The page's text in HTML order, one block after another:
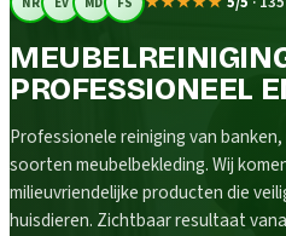
PROFESSIONEEL
Professionele reiniging van
soorten meubelbekleding. Wij
milieuvriendelijke producten die
huisdieren. Zichtbaar resultaat